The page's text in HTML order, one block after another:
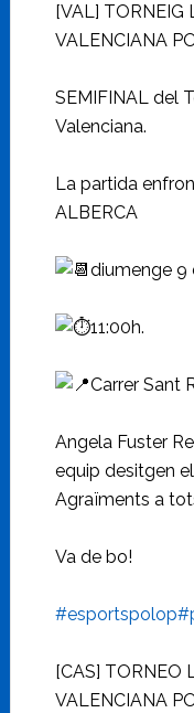
[VAL] TORNEIG
VALENCIANA
SEMIFINAL del
Valenciana.
La partida
ALBERCA
diumenge 9
11:00h.
Carrer Sant
Angela Fuster
equip desitgen
Agraïments a
Va de bo!
#esportspolop
[CAS] TORNEO
VALENCIANA